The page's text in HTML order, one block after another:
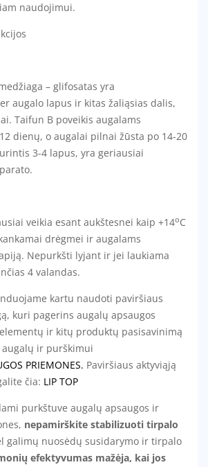
naudojimui.
– glifosatas yra
augalo lapus ir kitas žaliąsias dalis,
Taifun B poveikis augalams
dienų, o augalai pilnai žūsta po 14-20
3-4 lapus, yra geriausiai
veikia esant aukštesnei kaip +14oC
drėgmei ir augalams
Nepurkšti lyjant ir jei laukiama
4 valandas.
kartu naudoti paviršiaus
kuri pagerins augalų apsaugos
ir kitų produktų pasisavinimą
ir purškimui
PRIEMONES. Paviršiaus aktyviąją
čia: LIP TOP
purkštuve augalų apsaugos ir
nepamirškite stabilizuoti tirpalo
galimų nuosėdų susidarymo ir tirpalo
efektyvumas mažėja, kai jos